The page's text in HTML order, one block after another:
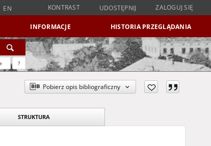
EN KONTRAST UDOSTĘPNIJ ZALOGUJ SIĘ
INFORMACJE HISTORIA PRZEGLĄDANIA
?
Pobierz opis bibliograficzny
STRUKTURA